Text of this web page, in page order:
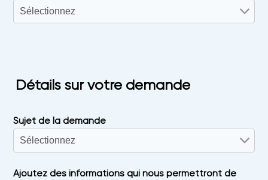
Détails sur votre demande
Sujet de la demande
Ajoutez des informations qui nous permettront de